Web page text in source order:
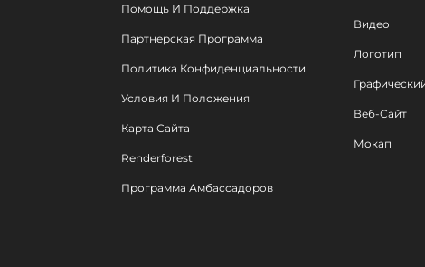
Помощь И Поддержка
Партнерская Программа
Политика Конфиденциальности
Условия И Положения
Карта Сайта
Renderforest
Программа Амбассадоров
Видео
Логотип
Веб-Сайт
Мокап